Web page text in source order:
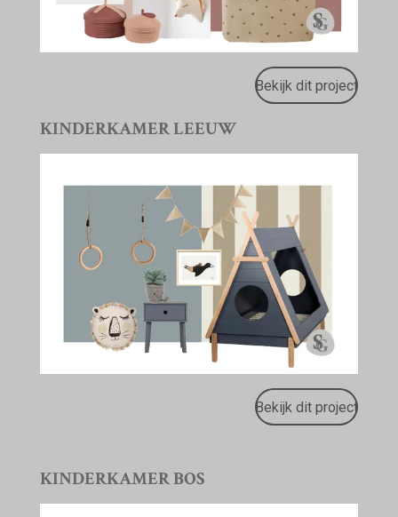
Bekijk dit project
KINDERKAMER LEEUW
Bekijk dit project
KINDERKAMER BOS